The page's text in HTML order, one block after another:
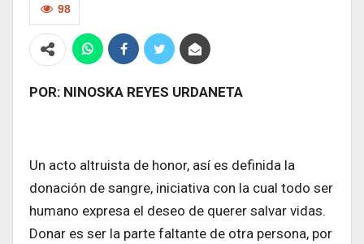
98
POR: NINOSKA REYES URDANETA
Un acto altruista de honor, así es definida la
donación de sangre, iniciativa con la cual todo ser
humano expresa el deseo de querer salvar vidas.
Donar es ser la parte faltante de otra persona, por